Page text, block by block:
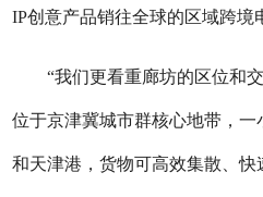
IP创意产品销往全球的区域跨境
“我们更看重廊坊的区位和交
位于京津冀城市群核心地带，一
和天津港，货物可高效集散、快